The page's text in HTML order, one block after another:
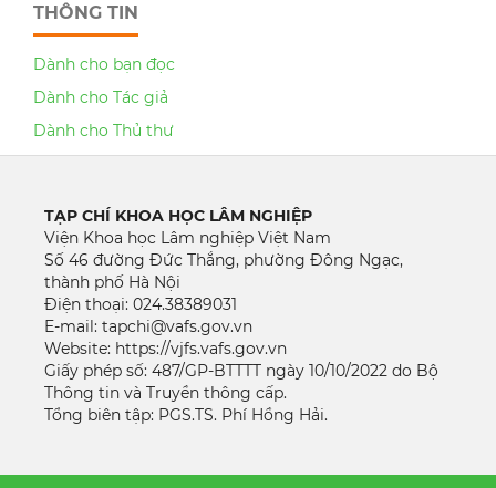
THÔNG TIN
Dành cho bạn đọc
Dành cho Tác giả
Dành cho Thủ thư
TẠP CHÍ KHOA HỌC LÂM NGHIỆP
Viện Khoa học Lâm nghiệp Việt Nam
Số 46 đường Đức Thắng, phường Đông Ngạc,
thành phố Hà Nội
Điện thoại: 024.38389031
E-mail: tapchi@vafs.gov.vn
Website: https://vjfs.vafs.gov.vn
Giấy phép số: 487/GP-BTTTT ngày 10/10/2022 do Bộ
Thông tin và Truyền thông cấp.
Tổng biên tập: PGS.TS. Phí Hồng Hải.